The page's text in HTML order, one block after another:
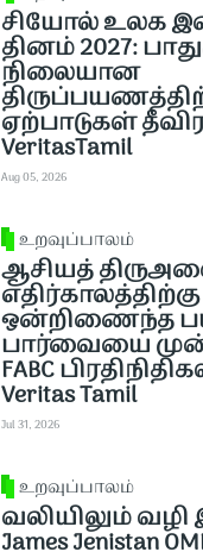
சியோல் உலக
தினம் 2027:
நிலையான
ஏற்பாடுகள்
VeritasTamil
Aug 05, 2026
உறவுப்பாலம்
ஆசியத்
எதிர்காலத்திற்கு
ஒன்றிணைந்த
பார்வையை
FABC
Veritas Tamil
Jul 31, 2026
உறவுப்பாலம்
வலியிலும் வழி
James Jenistan